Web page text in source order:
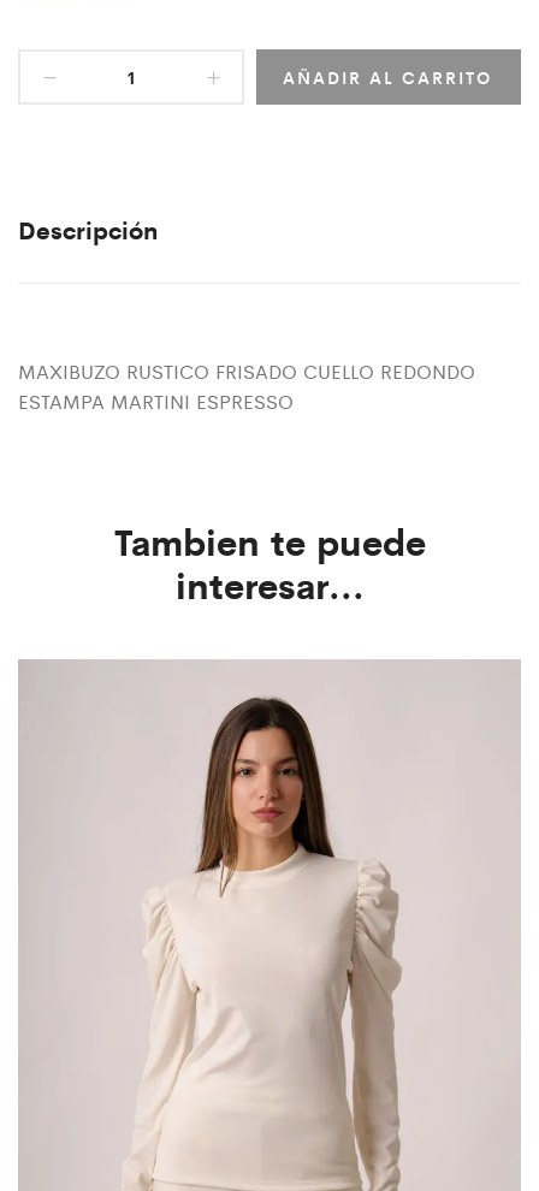
AÑADIR AL CARRITO
Descripción
MAXIBUZO RUSTICO FRISADO CUELLO REDONDO
ESTAMPA MARTINI ESPRESSO
Tambien te puede
interesar...